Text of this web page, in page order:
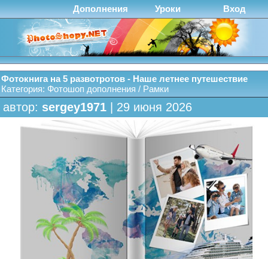
Дополнения Уроки Вход
Фотокнига на 5 развотротов - Наше летнее путешествие
Категория: Фотошоп дополнения / Рамки
автор: sergey1971 | 29 июня 2026